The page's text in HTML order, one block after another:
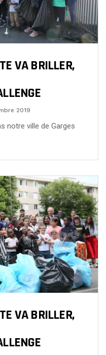
VA BRILLER,
2019
notre ville de Garges
VA BRILLER,